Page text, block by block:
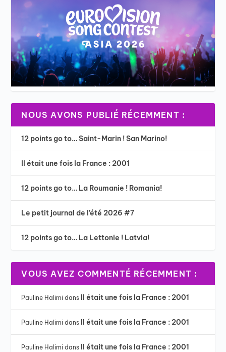
NOUS AVONS PUBLIÉ RÉCEMMENT :
12 points go to… Saint-Marin ! San Marino!
Il était une fois la France : 2001
12 points go to… La Roumanie ! Romania!
Le petit journal de l’été 2026 #7
12 points go to… La Lettonie ! Latvia!
VOUS AVEZ COMMENTÉ RÉCEMMENT :
Pauline Halimi dans Il était une fois la France : 2001
Pauline Halimi dans Il était une fois la France : 2001
Pauline Halimi dans Il était une fois la France : 2001